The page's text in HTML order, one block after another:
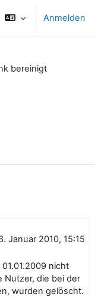
Anmelden
bereinigt
Januar 2010, 15:15
nicht
Nutzer, die bei der
wurden gelöscht.